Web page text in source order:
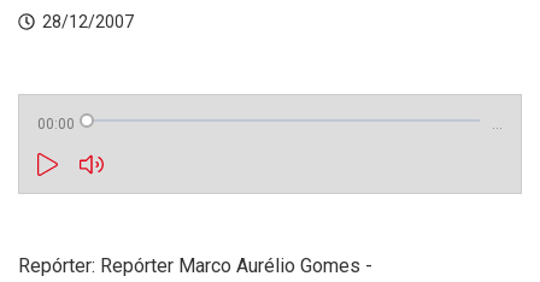
28/12/2007
00:00 …
Repórter: Repórter Marco Aurélio Gomes -